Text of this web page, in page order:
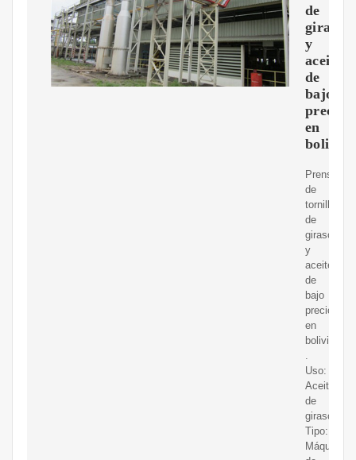
de
girasol
y
aceite
de
bajo
precio
en
bolivia
Prensa
de
tornillo
de
girasol
y
aceite
de
bajo
precio
en
bolivia
Uso:
Aceite
de
girasol;
Tipo:
Máquina